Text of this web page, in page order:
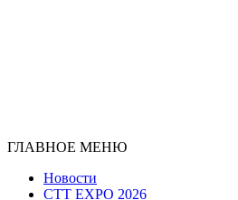
ГЛАВНОЕ МЕНЮ
Новости
CTT EXPO 2026